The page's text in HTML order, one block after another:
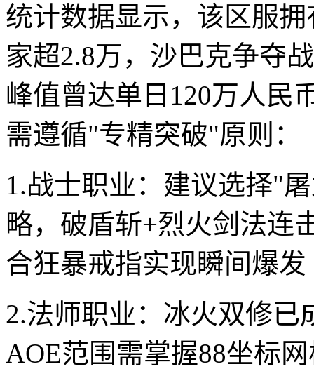
统计数据显示，该区服
家超2.8万，沙巴克争夺
峰值曾达单日120万人民
需遵循"专精突破"原则：
1.战士职业：建议选择"
略，破盾斩+烈火剑法连
合狂暴戒指实现瞬间爆发
2.法师职业：冰火双修已
AOE范围需掌握88坐标